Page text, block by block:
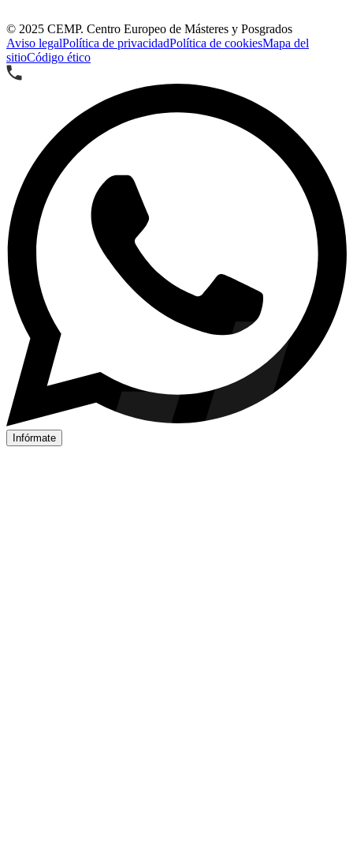
© 2025 CEMP. Centro Europeo de Másteres y Posgrados
Aviso legalPolítica de privacidadPolítica de cookiesMapa del
sitioCódigo ético
Infórmate